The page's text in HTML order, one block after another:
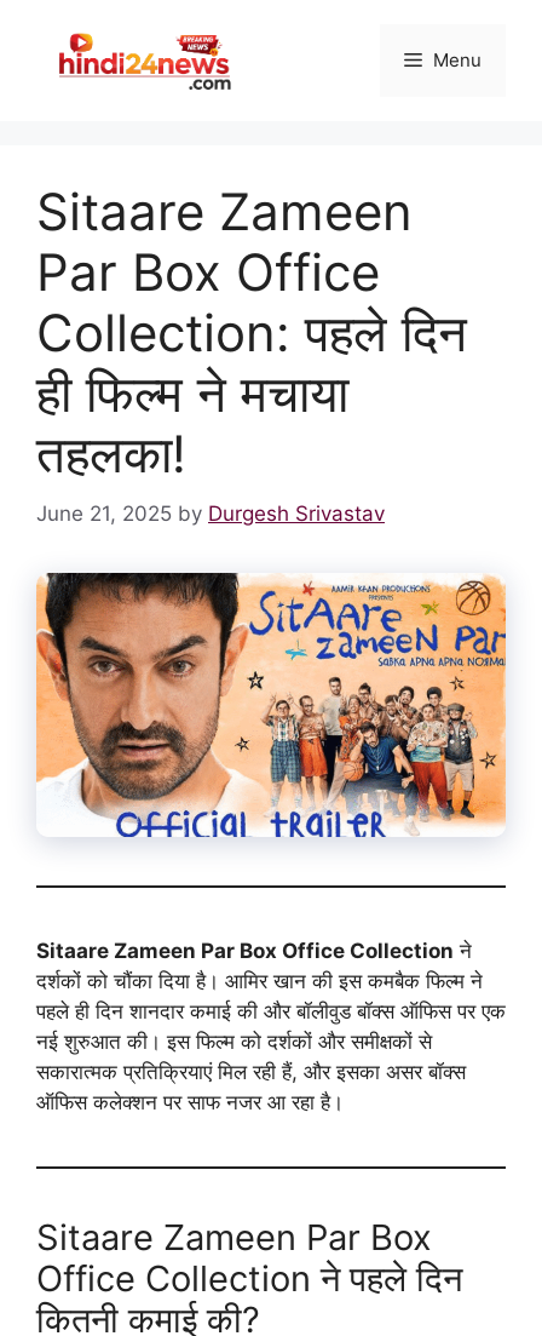
content
Menu
Sitaare Zameen
Par Box Office
Collection: पहले दिन
ही फिल्म ने मचाया
तहलका!
June 21, 2025 by Durgesh Srivastav
Sitaare Zameen Par Box Office Collection ने
दर्शकों को चौंका दिया है। आमिर खान की इस कमबैक फिल्म ने
पहले ही दिन शानदार कमाई की और बॉलीवुड बॉक्स ऑफिस पर एक
नई शुरुआत की। इस फिल्म को दर्शकों और समीक्षकों से
सकारात्मक प्रतिक्रियाएं मिल रही हैं, और इसका असर बॉक्स
ऑफिस कलेक्शन पर साफ नजर आ रहा है।
Sitaare Zameen Par Box
Office Collection ने पहले दिन
कितनी कमाई की?